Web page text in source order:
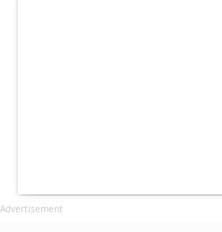
Advertisement